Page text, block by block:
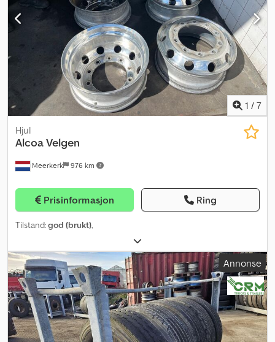
1 / 7
Meerkerk 976 km
Hjul
AlcoaVelgen
Prisinformasjon Ring
Tilstand:god (brukt),
Annonse